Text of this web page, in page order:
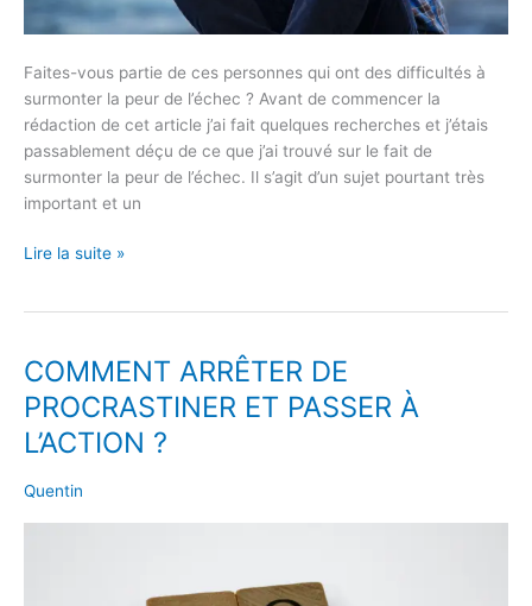
Faites-vous partie de ces personnes qui ont des difficultés à
surmonter la peur de l’échec ? Avant de commencer la
rédaction de cet article j’ai fait quelques recherches et j’étais
passablement déçu de ce que j’ai trouvé sur le fait de
surmonter la peur de l’échec. Il s’agit d’un sujet pourtant très
important et un
Lire la suite »
COMMENT ARRÊTER DE
PROCRASTINER ET PASSER À
L’ACTION ?
Quentin
COMMENT
ARRÊTER
DE
PROCRASTINER
PASSER
À